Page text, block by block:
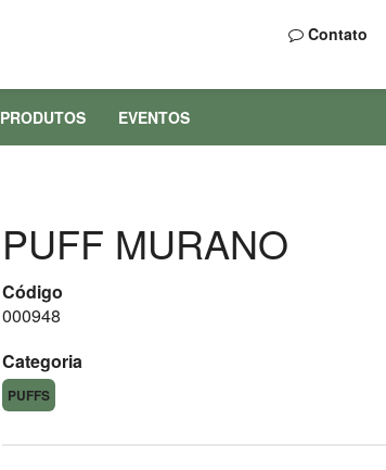
Contato
PRODUTOS EVENTOS
PUFF MURANO
Código
000948
Categoria
PUFFS